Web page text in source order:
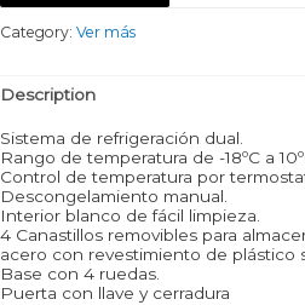
Category: Ver más
Description
Sistema de refrigeración dual.
Rango de temperatura de -18ºC a
Control de temperatura por
Descongelamiento manual.
Interior blanco de fácil limpieza.
4 Canastillos removibles para
acero con revestimiento de plástico
Base con 4 ruedas.
Puerta con llave y cerradura